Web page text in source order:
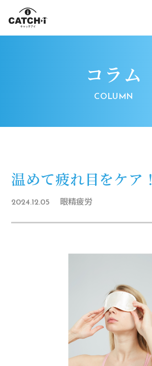
コラム
温めて疲れ目をケア！
2024.12.05 眼精疲労